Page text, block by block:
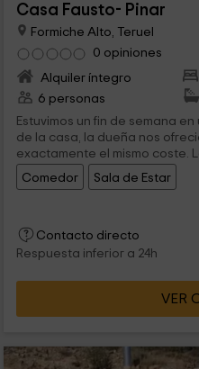
Casa Fausto- Pinar
Formiche Alto, Teruel
0 opiniones
Alquiler íntegro
6 personas
Estuvimos un fin de semana
de la casa, la dueña nos
exactamente el mismo coste.
mesa y sillas, nevera, baño
menaje de cocina y vajilla
solos no nos supuso ningún
cocina y una barbacoa
por el hecho de que deja
Comedor Sala de Estar
Contacto directo
Respuesta inferior a 24h
VER